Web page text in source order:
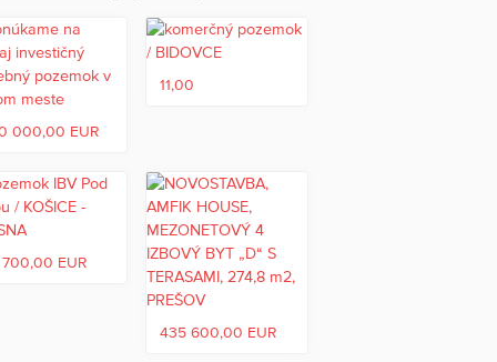
000,00 EUR
11,00
EUR
435 600,00 EUR